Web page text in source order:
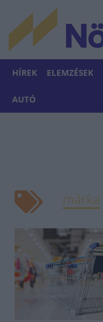
HÍREK ELEMZÉSEK
AUTÓ
márka